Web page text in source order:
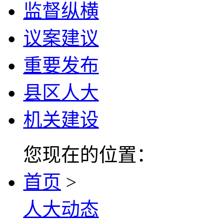
监督纵横
议案建议
重要发布
县区人大
机关建设
您现在的位置：
首页 >
人大动态